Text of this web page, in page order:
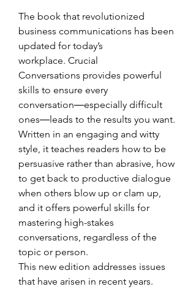
The book that revolutionized
business communications has been
updated for today’s
workplace. Crucial
Conversations provides powerful
skills to ensure every
conversation―especially difficult
ones―leads to the results you want.
Written in an engaging and witty
style, it teaches readers how to be
persuasive rather than abrasive, how
to get back to productive dialogue
when others blow up or clam up,
and it offers powerful skills for
mastering high-stakes
conversations, regardless of the
topic or person.
This new edition addresses issues
that have arisen in recent years.